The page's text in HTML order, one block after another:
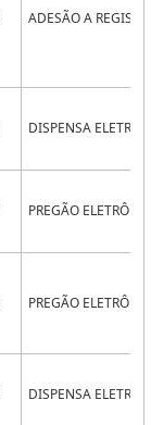
ADESÃO A
DISPENSA
PREGÃO
PREGÃO
DISPENSA